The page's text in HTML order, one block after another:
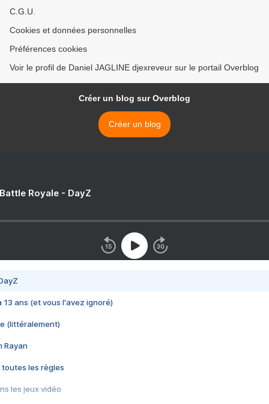
C.G.U.
Cookies et données personnelles
Préférences cookies
Voir le profil de Daniel JAGLINE djexreveur sur le portail Overblog
Créer un blog sur Overblog
Créer un blog
Royale - DayZ
13 ans (et vous l'avez ignoré)
(littéralement)
Rayan
toutes les règles
les jeux vidéo